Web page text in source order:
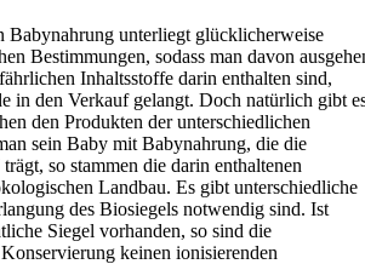
Babynahrung unterliegt glücklicherweise
Bestimmungen, sodass man davon
Inhaltsstoffe darin enthalten sind,
in den Verkauf gelangt. Doch natürlich gibt
den Produkten der unterschiedlichen
sein Baby mit Babynahrung, die die
so stammen die darin enthaltenen
Landbau. Es gibt unterschiedliche
des Biosiegels notwendig sind. Ist
Siegel vorhanden, so sind die
keinen ionisierenden